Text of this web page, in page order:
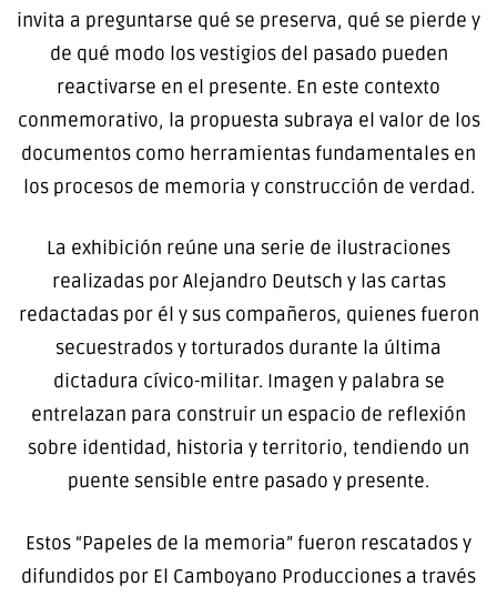
invita a preguntarse qué se preserva, qué se pierde y
de qué modo los vestigios del pasado pueden
reactivarse en el presente. En este contexto
conmemorativo, la propuesta subraya el valor de los
documentos como herramientas fundamentales en
los procesos de memoria y construcción de verdad.
La exhibición reúne una serie de ilustraciones
realizadas por Alejandro Deutsch y las cartas
redactadas por él y sus compañeros, quienes fueron
secuestrados y torturados durante la última
dictadura cívico-militar. Imagen y palabra se
entrelazan para construir un espacio de reflexión
sobre identidad, historia y territorio, tendiendo un
puente sensible entre pasado y presente.
Estos “Papeles de la memoria” fueron rescatados y
difundidos por El Camboyano Producciones a través